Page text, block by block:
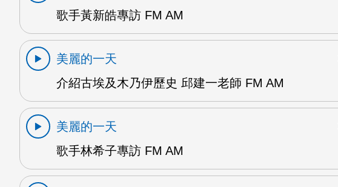
歌手黃新皓專訪 FM AM
美麗的一天
介紹古埃及木乃伊歷史 邱建一老師 FM AM
美麗的一天
歌手林希子專訪 FM AM